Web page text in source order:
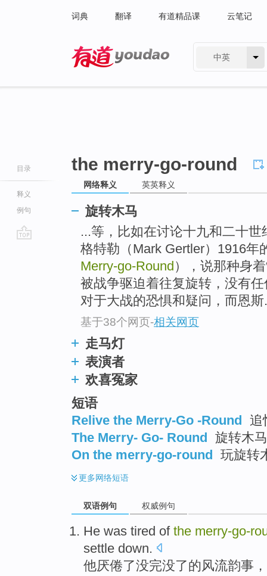
词典 翻译 有道精品课 云笔记
中英
目录
释义
例句
the merry-go-round
网络释义 英英释义
旋转木马
...等，比如在讨论十九和二十
格特勒（Mark Gertler）1916年
Merry-go-Round ），说那种身
被战争驱迫着往复旋转，没有
对于大战的恐惧和疑问，而恩斯
基于38个网页-相关网页
走马灯
表演者
欢喜冤家
短语
Relive the Merry-Go -Round 追
The Merry- Go- Round 旋转木马
On the merry-go-round 玩旋转
更多网络短语
双语例句 权威例句
He was tired of the merry-go-
settle down.
他厌倦了没完没了的 风流韵事 ，